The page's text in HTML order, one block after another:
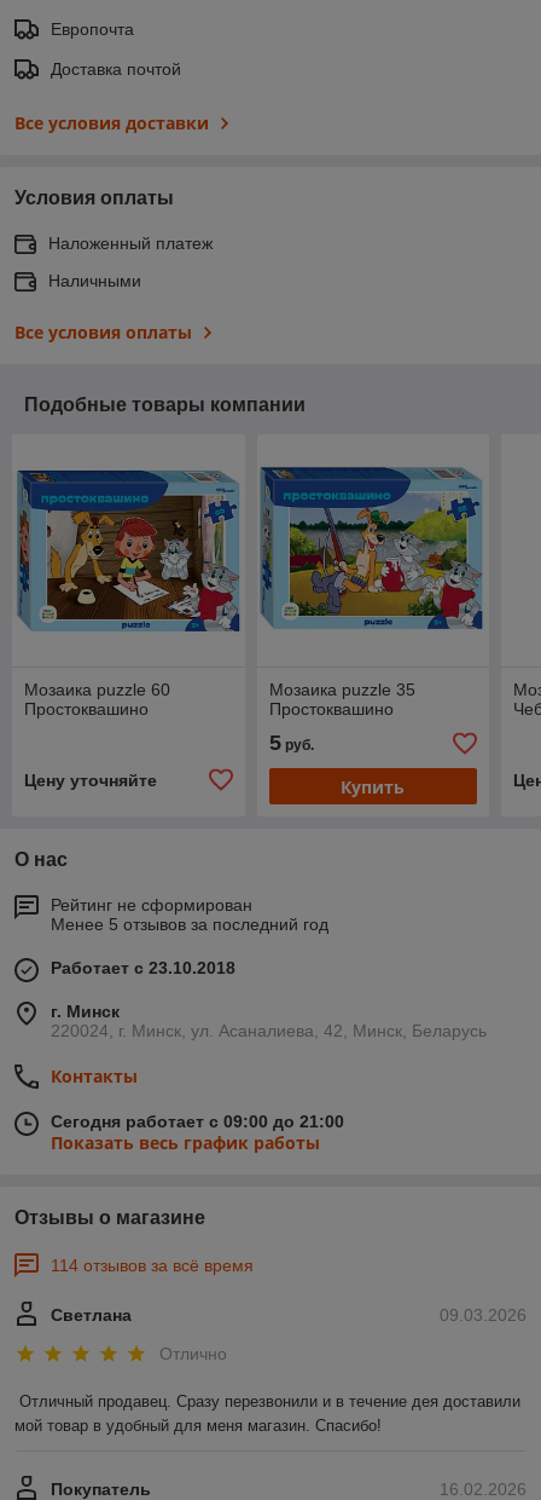
Европочта
Доставка почтой
Все условия доставки
Условия оплаты
Наложенный платеж
Наличными
Все условия оплаты
Подобные товары компании
Мозаика puzzle 60
Простоквашино
Цену уточняйте
Мозаика puzzle 35
Простоквашино
5руб.
Купить
О нас
Рейтинг не сформирован
Менее 5 отзывов за последний год
Работает с 23.10.2018
г. Минск
220024, г. Минск, ул. Асаналиева, 42, Минск, Беларусь
Контакты
Сегодня работает с 09:00 до 21:00
Показать весь график работы
Отзывы о магазине
114 отзывов за всё время
09.03.2026
Светлана
Отлично
Отличный продавец. Сразу перезвонили и в течение дея доставили
мой товар в удобный для меня магазин. Спасибо!
16.02.2026
Покупатель